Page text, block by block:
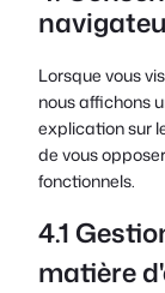
Lorsque vous
nous affichons
explication sur
de vous
fonctionnels.
4.1
matière